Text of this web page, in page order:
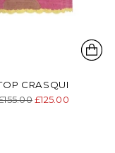
CRASQUI
£125.00